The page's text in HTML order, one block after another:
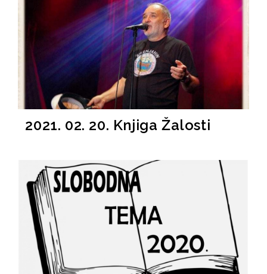
2021. 02. 20. Knjiga Žalosti